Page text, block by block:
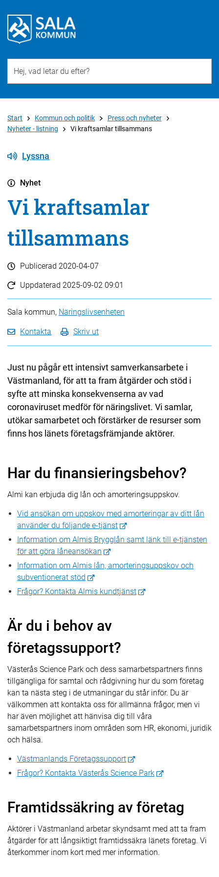
Start Kommun och politik
Press och nyheter
Nyheter - listning
Vi kraftsamlar tillsammans
Lyssna
Nyhet
Vi kraftsamlar
tillsammans
Publicerad 2020-04-07
Uppdaterad 2025-09-02 09:01
Sala kommun, Näringslivsenheten
Kontakta Skriv ut
Just nu pågår ett intensivt samverkansarbete i
Västmanland, för att ta fram åtgärder och stöd i
syfte att minska konsekvenserna av vad
coronaviruset medför för näringslivet. Vi samlar,
utökar samarbetet och förstärker de resurser som
finns hos länets företagsfrämjande aktörer.
Har du finansieringsbehov?
Almi kan erbjuda dig lån och amorteringsuppskov.
Vid ansökan om uppskov med amorteringar av ditt lån
använder du följande e-tjänst
Information om Almis Brygglån samt länk till e-tjänsten
för att göra låneansökan
Information om Almis lån, amorteringsuppskov och
subventionerat stöd
Frågor? Kontakta Almis kundtjänst
Är du i behov av
företagssupport?
Västerås Science Park och dess samarbetspartners finns
tillgängliga för samtal och rådgivning hur du som företag
kan ta nästa steg i de utmaningar du står inför. Du är
välkommen att kontakta oss för allmänna frågor, men vi
har även möjlighet att hänvisa dig till våra
samarbetspartners inom områden som HR, ekonomi, juridik
och hälsa.
Västmanlands Företagssupport
Frågor? Kontakta Västerås Science Park
Framtidssäkring av företag
Aktörer i Västmanland arbetar skyndsamt med att ta fram
åtgärder för att långsiktigt framtidssäkra länets företag. Vi
återkommer inom kort med mer information.